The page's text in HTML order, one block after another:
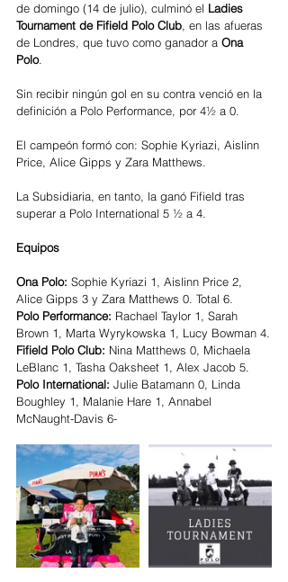
de domingo (14 de julio), culminó el Ladies
Tournament de Fifield Polo Club, en las afueras
de Londres, que tuvo como ganador a Ona
Polo.
Sin recibir ningún gol en su contra venció en la
definición a Polo Performance, por 4½ a 0.
El campeón formó con: Sophie Kyriazi, Aislinn
Price, Alice Gipps y Zara Matthews.
La Subsidiaria, en tanto, la ganó Fifield tras
superar a Polo International 5 ½ a 4.
Equipos
Ona Polo: Sophie Kyriazi 1, Aislinn Price 2,
Alice Gipps 3 y Zara Matthews 0. Total 6.
Polo Performance: Rachael Taylor 1, Sarah
Brown 1, Marta Wyrykowska 1, Lucy Bowman 4.
Fifield Polo Club: Nina Matthews 0, Michaela
LeBlanc 1, Tasha Oaksheet 1, Alex Jacob 5.
Polo International: Julie Batamann 0, Linda
Boughley 1, Malanie Hare 1, Annabel
McNaught-Davis 6-